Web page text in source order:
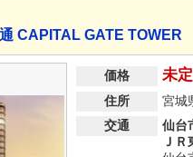
CAPITAL GATE TOWER
価格 未定
住所
宮城
交通
仙台
Ｊ